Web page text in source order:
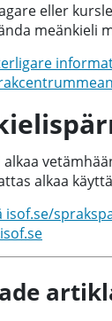
eller
meänkieli
alkaa
isof.se/